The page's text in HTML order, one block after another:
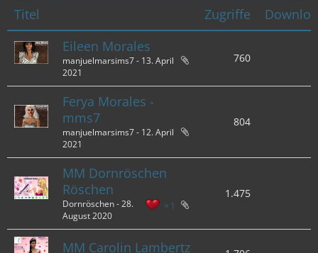
Titel Zugriffe
Eileen Morales
manjuelmarsims7 - 13. April
2021
760
Ferya Morales -
mms7
manjuelmarsims7 - 12. April
2021
804
MM Dornröschen
Röschen
1
Dornröschen -28.
August 2020
1.475
MM Carolin Lambertz